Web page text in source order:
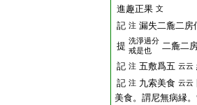
進趣正果 文
記 注 漏失二麁二房
提 洗淨過分
戒是也
二麁二
記 注 五敷爲五 云云
記 注 九索美食 云云
美食。謂尼無病縁